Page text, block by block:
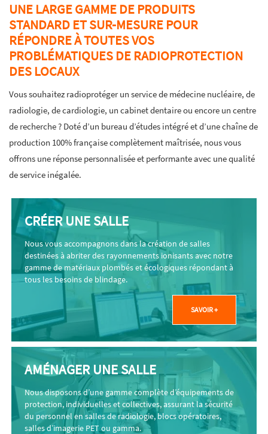
UNE LARGE GAMME DE PRODUITS
STANDARD ET SUR-MESURE POUR
RÉPONDRE À TOUTES VOS
PROBLÉMATIQUES DE RADIOPROTECTION
DES LOCAUX
Vous souhaitez radioprotéger un service de médecine nucléaire, de
radiologie, de cardiologie, un cabinet dentaire ou encore un centre
de recherche ? Doté d’un bureau d’études intégré et d’une chaîne de
production 100% française complètement maîtrisée, nous vous
offrons une réponse personnalisée et performante avec une qualité
de service inégalée.
CRÉER UNE SALLE
Nous vous accompagnons dans la création de salles
destinées à abriter des rayonnements ionisants avec notre
gamme de matériaux plombés et écologiques répondant à
tous les besoins de blindage.
SAVOIR +
AMÉNAGER UNE SALLE
Nous disposons d’une gamme complète d’équipements de
protection, individuelles et collectives, assurant la sécurité
du personnel en salles de radiologie, blocs opératoires,
salles d’imagerie PET ou gamma.